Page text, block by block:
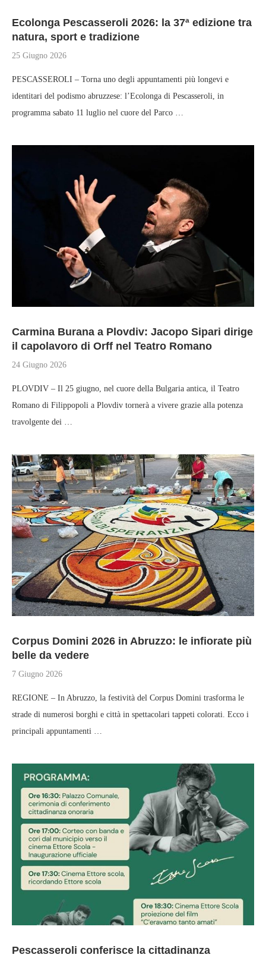
Ecolonga Pescasseroli 2026: la 37ª edizione tra
natura, sport e tradizione
25 Giugno 2026
PESCASSEROLI – Torna uno degli appuntamenti più longevi e
identitari del podismo abruzzese: l’Ecolonga di Pescasseroli, in
programma sabato 11 luglio nel cuore del Parco …
Carmina Burana a Plovdiv: Jacopo Sipari dirige
il capolavoro di Orff nel Teatro Romano
24 Giugno 2026
PLOVDIV – Il 25 giugno, nel cuore della Bulgaria antica, il Teatro
Romano di Filippopoli a Plovdiv tornerà a vivere grazie alla potenza
travolgente dei …
Corpus Domini 2026 in Abruzzo: le infiorate più
belle da vedere
7 Giugno 2026
REGIONE – In Abruzzo, la festività del Corpus Domini trasforma le
strade di numerosi borghi e città in spettacolari tappeti colorati. Ecco i
principali appuntamenti …
Pescasseroli conferisce la cittadinanza